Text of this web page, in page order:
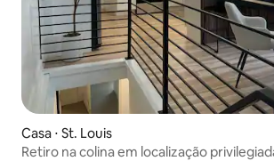
Casa ⋅ St. Louis
Retiro na colina em localização